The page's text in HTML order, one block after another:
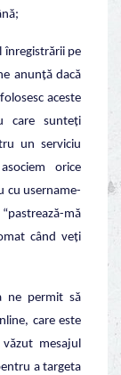
înregistrării pe
anunță dacă
aceste
care sunteți
un serviciu
orice
cu username-
mă
când veți
ne permit să
care este
mesajul
a targeta